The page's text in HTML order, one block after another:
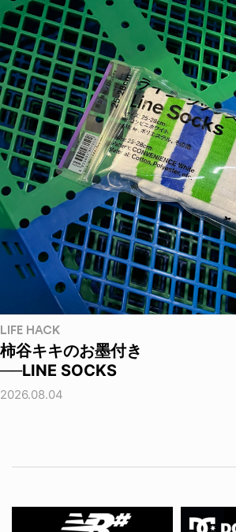
LIFE HACK
柿谷キキのお墨付き
──LINE SOCKS
2026.08.04